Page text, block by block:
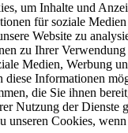
um Inhalte und
für soziale
Website zu
zu Ihrer Verwendung
Medien, Werbung
diese Informationen
die Sie ihnen
Nutzung der Dienste
unseren Cookies, wenn